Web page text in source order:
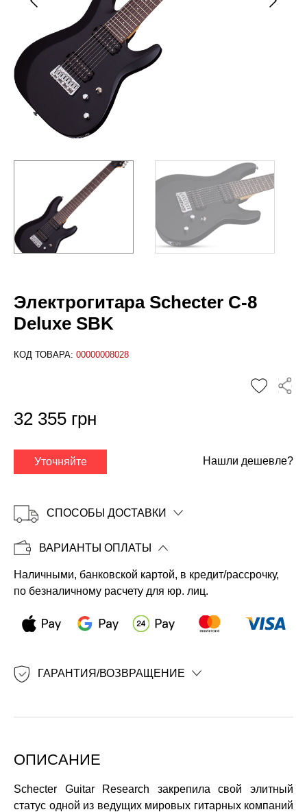
Электрогитара Schecter C-8
Deluxe SBK
КОД ТОВАРА: 00000008028
Копировать
32 355 грн
Уточняйте Нашли дешевле?
СПОСОБЫ ДОСТАВКИ
ВАРИАНТЫ ОПЛАТЫ
Наличными, банковской картой, в кредит/рассрочку,
по безналичному расчету для юр. лиц.
ГАРАНТИЯ/ВОЗВРАЩЕНИЕ
ОПИСАНИЕ
Schecter Guitar Research закрепила свой элитный
статус одной из ведущих мировых гитарных компаний